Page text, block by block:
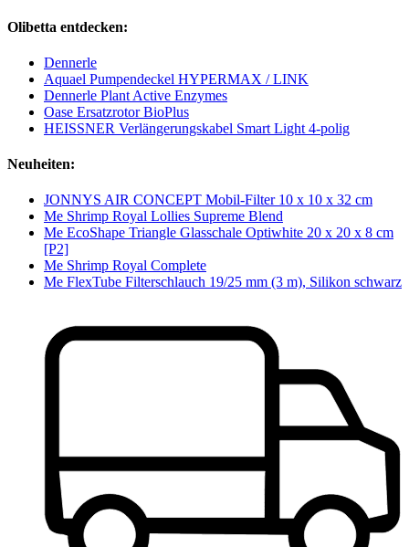
Olibetta entdecken:
Dennerle
Aquael Pumpendeckel HYPERMAX / LINK
Dennerle Plant Active Enzymes
Oase Ersatzrotor BioPlus
HEISSNER Verlängerungskabel Smart Light 4-polig
Neuheiten:
JONNYS AIR CONCEPT Mobil-Filter 10 x 10 x 32 cm
Me Shrimp Royal Lollies Supreme Blend
Me EcoShape Triangle Glasschale Optiwhite 20 x 20 x 8 cm
[P2]
Me Shrimp Royal Complete
Me FlexTube Filterschlauch 19/25 mm (3 m), Silikon schwarz